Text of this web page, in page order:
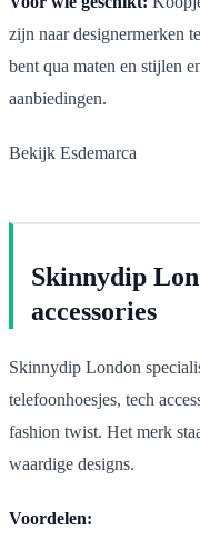
zijn naar designermerken
bent qua maten en stijlen
aanbiedingen.
Bekijk Esdemarca
Skinnydip
accessories
Skinnydip London
telefoonhoesjes, tech
fashion twist. Het merk
waardige designs.
Voordelen: